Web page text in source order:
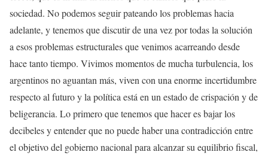
sociedad. No podemos seguir pateando los problemas hacia
adelante, y tenemos que discutir de una vez por todas la solución
a esos problemas estructurales que venimos acarreando desde
hace tanto tiempo. Vivimos momentos de mucha turbulencia, los
argentinos no aguantan más, viven con una enorme incertidumbre
respecto al futuro y la política está en un estado de crispación y de
beligerancia. Lo primero que tenemos que hacer es bajar los
decibeles y entender que no puede haber una contradicción entre
el objetivo del gobierno nacional para alcanzar su equilibrio fiscal,